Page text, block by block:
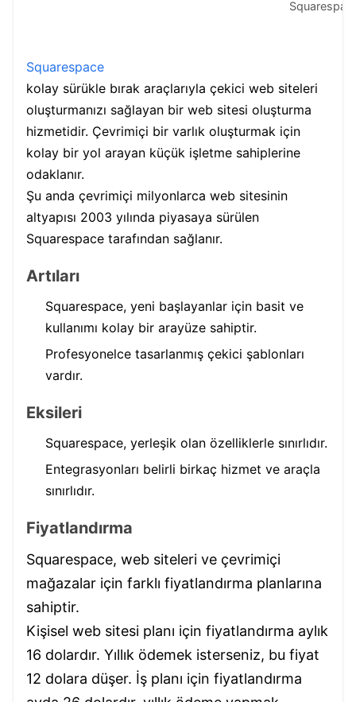
Squarespace
kolay sürükle bırak araçlarıyla çekici web siteleri
oluşturmanızı sağlayan bir web sitesi oluşturma
hizmetidir. Çevrimiçi bir varlık oluşturmak için
kolay bir yol arayan küçük işletme sahiplerine
odaklanır.
Şu anda çevrimiçi milyonlarca web sitesinin
altyapısı 2003 yılında piyasaya sürülen
Squarespace tarafından sağlanır.
Artıları
Squarespace, yeni başlayanlar için basit ve
kullanımı kolay bir arayüze sahiptir.
Profesyonelce tasarlanmış çekici şablonları
vardır.
Eksileri
Squarespace, yerleşik olan özelliklerle sınırlıdır.
Entegrasyonları belirli birkaç hizmet ve araçla
sınırlıdır.
Fiyatlandırma
Squarespace, web siteleri ve çevrimiçi
mağazalar için farklı fiyatlandırma planlarına
sahiptir.
Kişisel web sitesi planı için fiyatlandırma aylık
16 dolardır. Yıllık ödemek isterseniz, bu fiyat
12 dolara düşer. İş planı için fiyatlandırma